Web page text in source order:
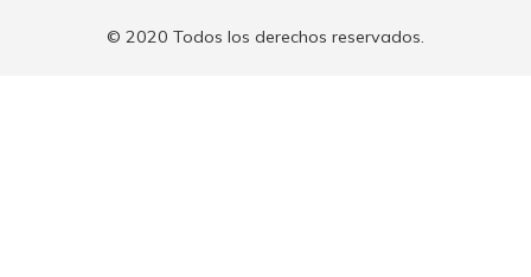
© 2020 Todos los derechos reservados.